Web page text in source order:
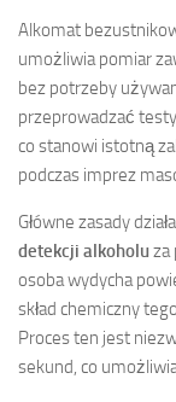
Alkomat
umożliwia pomiar
bez potrzeby
przeprowadzać
co stanowi istotną
podczas imprez
Główne zasady
detekcji alkoholuza
osoba wydycha
skład chemiczny
Proces ten jest
sekund, co